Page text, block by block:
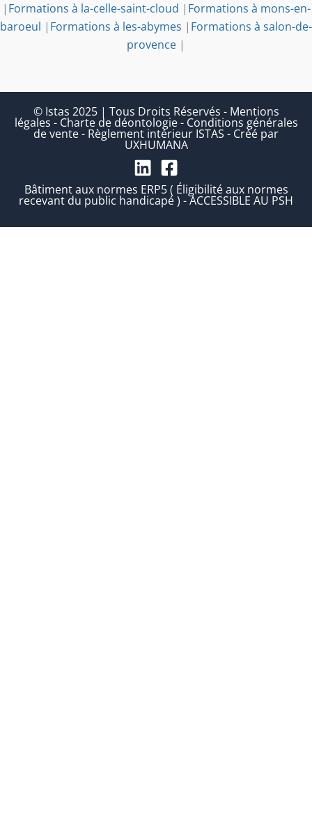
| Formations à la-celle-saint-cloud | Formations à mons-en-
baroeul | Formations à les-abymes | Formations à salon-de-
provence |
© Istas 2025 | Tous Droits Réservés - Mentions
légales - Charte de déontologie- Conditions générales
de vente- Règlement intérieur ISTAS - Créé par
UXHUMANA
Bâtiment aux normes ERP5 ( Éligibilité aux normes
recevant du public handicapé ) - ACCESSIBLE AU PSH